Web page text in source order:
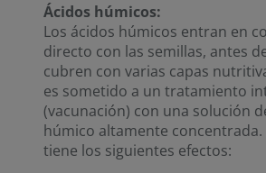
Ácidos húmicos:
Los ácidos húmicos entran en
directo con las semillas, antes
cubren con varias capas
es sometido a un tratamiento
(vacunación) con una solución
húmico altamente concentrada.
tiene los siguientes efectos: